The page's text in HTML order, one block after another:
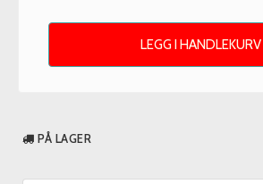
LEGG I HANDLEKURV
PÅ LAGER